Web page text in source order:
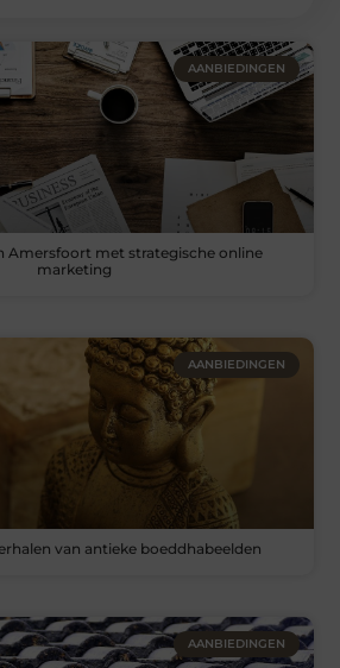
AANBIEDINGEN
Amersfoort met strategische online
marketing
AANBIEDINGEN
van antieke boeddhabeelden
AANBIEDINGEN